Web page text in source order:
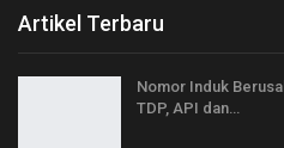
Artikel Terbaru
Nomor Induk
TDP, API dan…